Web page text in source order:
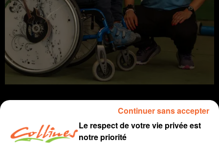
info
Le respect de votre vie privée est
notre priorité
Continuer sans accepter